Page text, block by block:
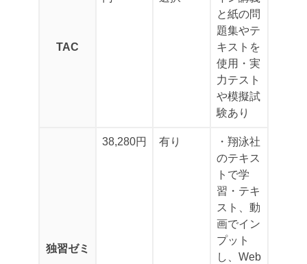
TAC
と紙の問
題集やテ
キストを
使用 ・実
力テスト
や模擬試
験あり
独習ゼミ
38,280円 有り
・翔泳社
のテキス
トで学
習 ・テキ
スト、動
画でイン
プット
し、Web